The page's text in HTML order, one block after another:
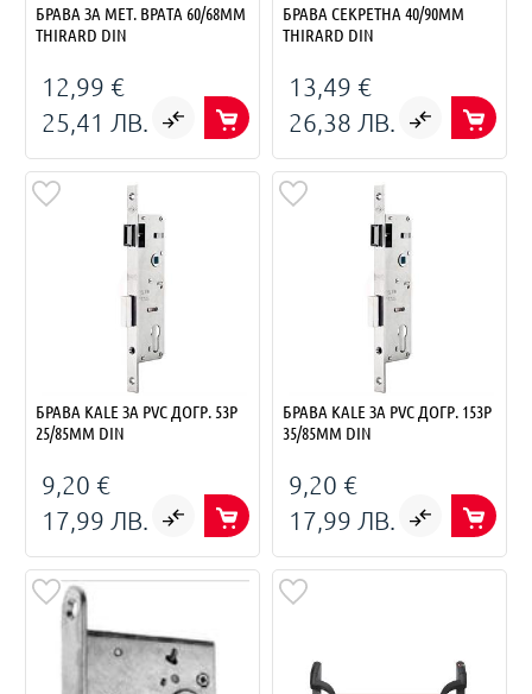
БРАВА ЗА МЕТ. ВРАТА 60/68ММ
THIRARD DIN
12,99 €
25,41 ЛВ.
БРАВА СЕКРЕТНА 40/90ММ
THIRARD DIN
13,49 €
26,38 ЛВ.
БРАВА KALE ЗА PVC ДОГР. 53P
25/85ММ DIN
9,20 €
17,99 ЛВ.
БРАВА KALE ЗА PVC ДОГР. 153P
35/85ММ DIN
9,20 €
17,99 ЛВ.